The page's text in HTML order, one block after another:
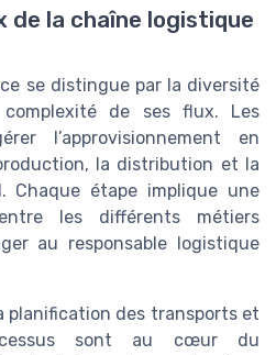
de la chaîne logistique
se distingue par la diversité
de ses flux. Les
l’approvisionnement en
la distribution et la
Chaque étape implique une
les différents métiers
au responsable logistique
planification des transports et
sont au cœur du